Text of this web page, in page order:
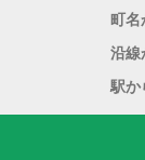
町名
沿線
駅か